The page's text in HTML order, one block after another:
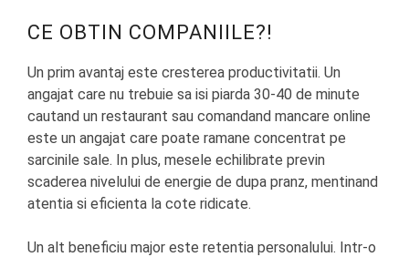
CE OBTIN COMPANIILE?!
Un prim avantaj este cresterea productivitatii. Un
angajat care nu trebuie sa isi piarda 30-40 de minute
cautand un restaurant sau comandand mancare online
este un angajat care poate ramane concentrat pe
sarcinile sale. In plus, mesele echilibrate previn
scaderea nivelului de energie de dupa pranz, mentinand
atentia si eficienta la cote ridicate.
Un alt beneficiu major este retentia personalului. Intr-o